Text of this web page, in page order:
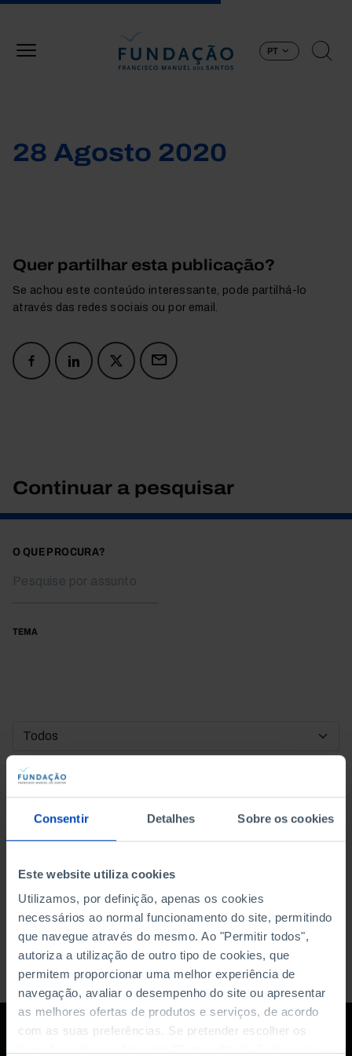
Consentir Detalhes Sobre os cookies
Este website utiliza cookies
Utilizamos, por definição, apenas os cookies
necessários ao normal funcionamento do site, permitindo
que navegue através do mesmo. Ao "Permitir todos",
autoriza a utilização de outro tipo de cookies, que
permitem proporcionar uma melhor experiência de
navegação, avaliar o desempenho do site ou apresentar
as melhores ofertas de produtos e serviços, de acordo
com as suas preferências. Se pretender escolher os
PT
28 Agosto 2020
Quer partilhar esta publicação?
Se achou este conteúdo interessante, pode partilhá-lo
através das redes sociais ou por email.
Continuar a pesquisar
O QUE PROCURA?
TEMA
DATA DE INÍCIO
DATA DE FIM